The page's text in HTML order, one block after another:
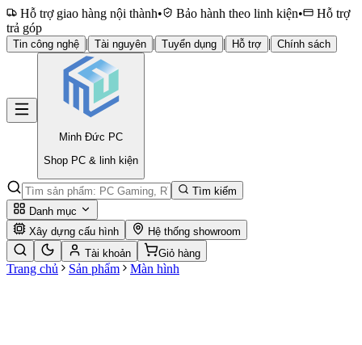
Hỗ trợ giao hàng nội thành• Bảo hành theo linh kiện•
Hỗ trợ
trả góp
Tin công nghệ | Tài nguyên | Tuyển dụng | Hỗ trợ | Chính sách
Minh Đức PC
Shop PC & linh kiện
Tìm kiếm
Danh mục
Xây dựng cấu hình
Hệ thống showroom
Tài khoản
Giỏ hàng
Trang chủ Sản phẩm Màn hình